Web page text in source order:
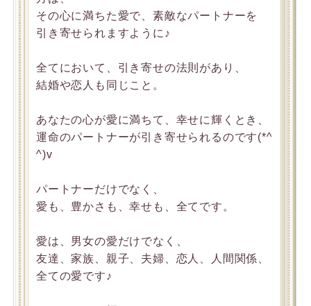
その心に満ちた愛で、素敵なパートナーを
引き寄せられますように♪
全てにおいて、引き寄せの法則があり、
結婚や恋人も同じこと。
あなたの心が愛に満ちて、幸せに輝くとき、
運命のパートナーが引き寄せられるのです(*^
^)v
パートナーだけでなく、
愛も、豊かさも、幸せも、全てです。
愛は、男女の愛だけでなく、
友達、家族、親子、夫婦、恋人、人間関係、
全ての愛です♪